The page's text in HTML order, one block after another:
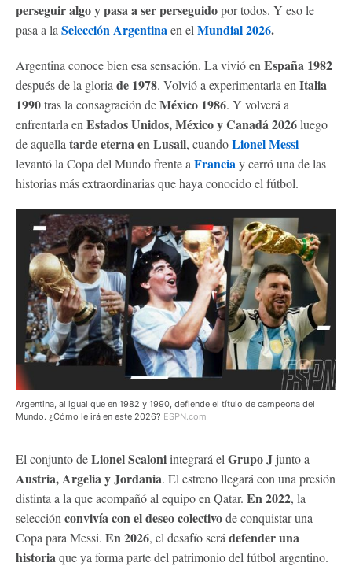
perseguir algo y pasa a ser perseguidopor todos. Y eso le
pasa a la Selección Argentinaen el Mundial 2026.
Argentina conoce bien esa sensación. La vivió en España 1982
después de la gloria de 1978. Volvió a experimentarla en Italia
1990tras la consagración deMéxico 1986. Y volverá a
enfrentarla en Estados Unidos, México y Canadá 2026luego
de aquella tarde eterna en Lusail, cuandoLionel Messi
levantó la Copa del Mundo frente a Franciay cerró una de las
historias más extraordinarias que haya conocido el fútbol.
Argentina, al igual que en 1982 y 1990, defiende el título de campeona del
Mundo. ¿Cómo le irá en este 2026? ESPN.com
El conjunto deLionel Scaloniintegrará el Grupo J junto a
Austria, Argelia y Jordania. El estreno llegará con una presión
distinta a la que acompañó al equipo en Qatar. En 2022, la
selección convivía con el deseo colectivode conquistar una
Copa para Messi. En 2026, el desafío será defender una
historiaque ya forma parte del patrimonio del fútbol argentino.